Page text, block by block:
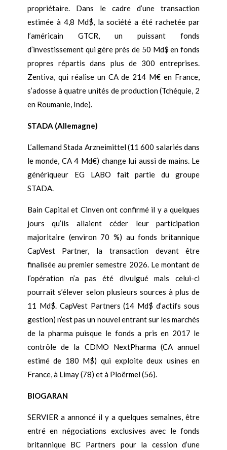
propriétaire. Dans le cadre d’une transaction
estimée à 4,8 Md$, la société a été rachetée par
l’américain GTCR, un puissant fonds
d’investissement qui gère près de 50 Md$ en fonds
propres répartis dans plus de 300 entreprises.
Zentiva, qui réalise un CA de 214 M€ en France,
s’adosse à quatre unités de production (Tchéquie, 2
en Roumanie, Inde).
STADA (Allemagne)
L’allemand Stada Arzneimittel (11 600 salariés dans
le monde, CA 4 Md€) change lui aussi de mains. Le
génériqueur EG LABO fait partie du groupe
STADA.
Bain Capital et Cinven ont confirmé il y a quelques
jours qu’ils allaient céder leur participation
majoritaire (environ 70 %) au fonds britannique
CapVest Partner, la transaction devant être
finalisée au premier semestre 2026. Le montant de
l’opération n’a pas été divulgué mais celui-ci
pourrait s’élever selon plusieurs sources à plus de
11 Md$. CapVest Partners (14 Md$ d’actifs sous
gestion) n’est pas un nouvel entrant sur les marchés
de la pharma puisque le fonds a pris en 2017 le
contrôle de la CDMO NextPharma (CA annuel
estimé de 180 M$) qui exploite deux usines en
France, à Limay (78) et à Ploërmel (56).
BIOGARAN
SERVIER a annoncé il y a quelques semaines, être
entré en négociations exclusives avec le fonds
britannique BC Partners pour la cession d’une